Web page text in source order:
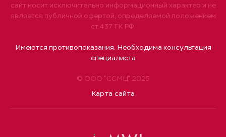
© ООО "ССМЦ" 2025
Карта сайта
сайт носит исключительно информационный характер и не
является публичной офертой, определяемой положением
ст.437 ГК РФ.
Имеются противопоказания. Необходима консультация
специалиста